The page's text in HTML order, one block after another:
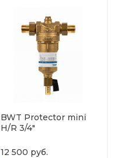
BWT Protector mini
H/R 3/4"
12 500 руб.